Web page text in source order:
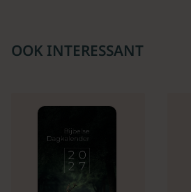
OOK INTERESSANT